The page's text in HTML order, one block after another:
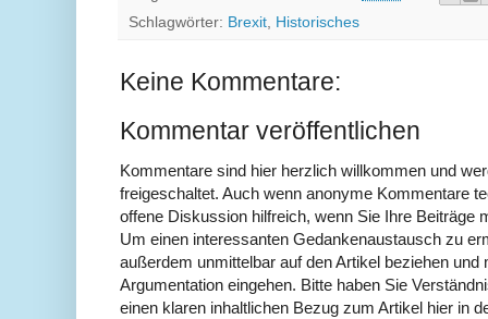
Schlagwörter: Brexit, Historisches
Keine Kommentare:
Kommentar veröffentlichen
Kommentare sind hier herzlich willkommen und
freigeschaltet. Auch wenn anonyme Kommentare
offene Diskussion hilfreich, wenn Sie Ihre Beiträge
Um einen interessanten Gedankenaustausch zu
außerdem unmittelbar auf den Artikel beziehen und
Argumentation eingehen. Bitte haben Sie
einen klaren inhaltlichen Bezug zum Artikel hier in